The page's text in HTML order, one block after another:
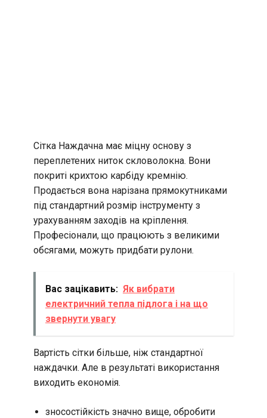
Сітка Наждачна має міцну основу з
переплетених ниток скловолокна. Вони
покриті крихтою карбіду кремнію.
Продається вона нарізана прямокутниками
під стандартний розмір інструменту з
урахуванням заходів на кріплення.
Професіонали, що працюють з великими
обсягами, можуть придбати рулони.
Вас зацікавить: Як вибрати
електричний тепла підлога і на що
звернути увагу
Вартість сітки більше, ніж стандартної
наждачки. Але в результаті використання
виходить економія.
зносостійкість значно вище, обробити